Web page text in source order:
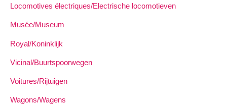
Locomotives électriques/Electrische locomotieven
Musée/Museum
Royal/Koninklijk
Vicinal/Buurtspoorwegen
Voitures/Rijtuigen
Wagons/Wagens